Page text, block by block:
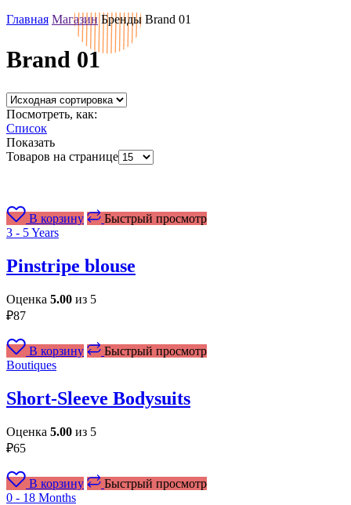
Главная Магазин Бренды Brand 01
Brand 01
Посмотреть, как:
Список
Показать
Товаров на странице
В корзину
Быстрый просмотр
3 - 5 Years
Pinstripe blouse
Оценка 5.00 из 5
₽87
В корзину
Быстрый просмотр
Boutiques
Short-Sleeve Bodysuits
Оценка 5.00 из 5
₽65
В корзину
Быстрый просмотр
0 - 18 Months